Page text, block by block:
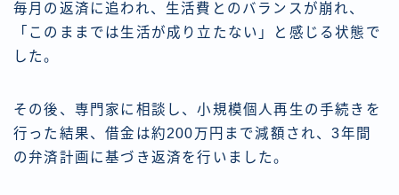
毎月の返済に追われ、生活費とのバランスが崩れ、
「このままでは生活が成り立たない」と感じる状態で
した。
その後、専門家に相談し、小規模個人再生の手続きを
行った結果、借金は約200万円まで減額され、3年間
の弁済計画に基づき返済を行いました。